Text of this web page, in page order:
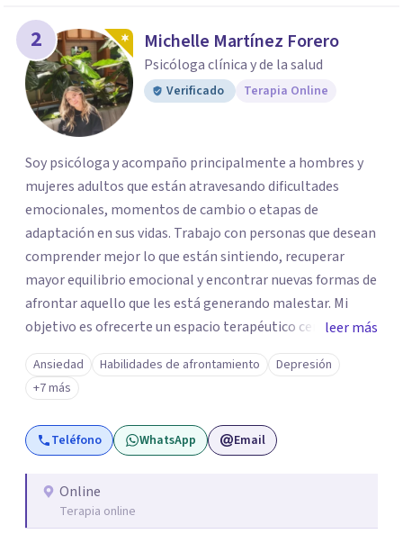
2 Michelle Martínez Forero
Psicóloga clínica y de la salud
Verificado Terapia Online
Soy psicóloga y acompaño principalmente a hombres y
mujeres adultos que están atravesando dificultades
emocionales, momentos de cambio o etapas de
adaptación en sus vidas. Trabajo con personas que desean
comprender mejor lo que están sintiendo, recuperar
mayor equilibrio emocional y encontrar nuevas formas de
afrontar aquello que les está generando malestar. Mi
objetivo es ofrecerte un espacio terapéutico cercano,
seguro y libre de juicios, en el que puedas comprender
mejor lo que estás viviendo, reconocer tus necesidades y
desarrollar herramientas que te ayuden a afrontar tu
malestar emocional con mayor claridad y bienestar.
leer más
Ansiedad Habilidades de afrontamiento
Depresión
+7 más
Teléfono WhatsApp Email
Online
Terapia online